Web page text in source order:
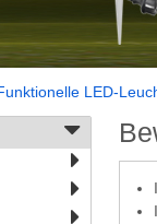
LED-